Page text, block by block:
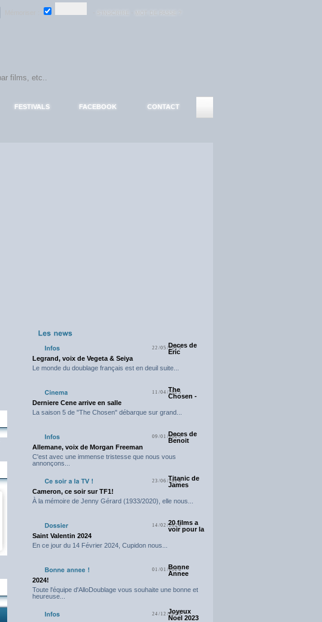
FESTIVALS FACEBOOK CONTACT
22/05/2025Deces de
Eric
Legrand, voix de Vegeta & Seiya
Le monde du doublage français est en deuil suite...
11/04/2025
The
Chosen -
Derniere Cene arrive en salle
La saison 5 de "The Chosen" débarque sur grand...
09/01/2025Deces de
Benoit
Allemane, voix de Morgan Freeman
C'est avec une immense tristesse que nous vous
annonçons...
23/06/2024Titanic de
James
Cameron, ce soir sur TF1!
À la mémoire de Jenny Gérard (1933/2020), elle nous...
14/02/202420 films a
voir pour la
Saint Valentin 2024
En ce jour du 14 Février 2024, Cupidon nous...
01/01/2024
Bonne
Annee
2024!
Toute l'équipe d'AlloDoublage vous souhaite une bonne et
heureuse...
24/12/2023
Joyeux
Noel 2023